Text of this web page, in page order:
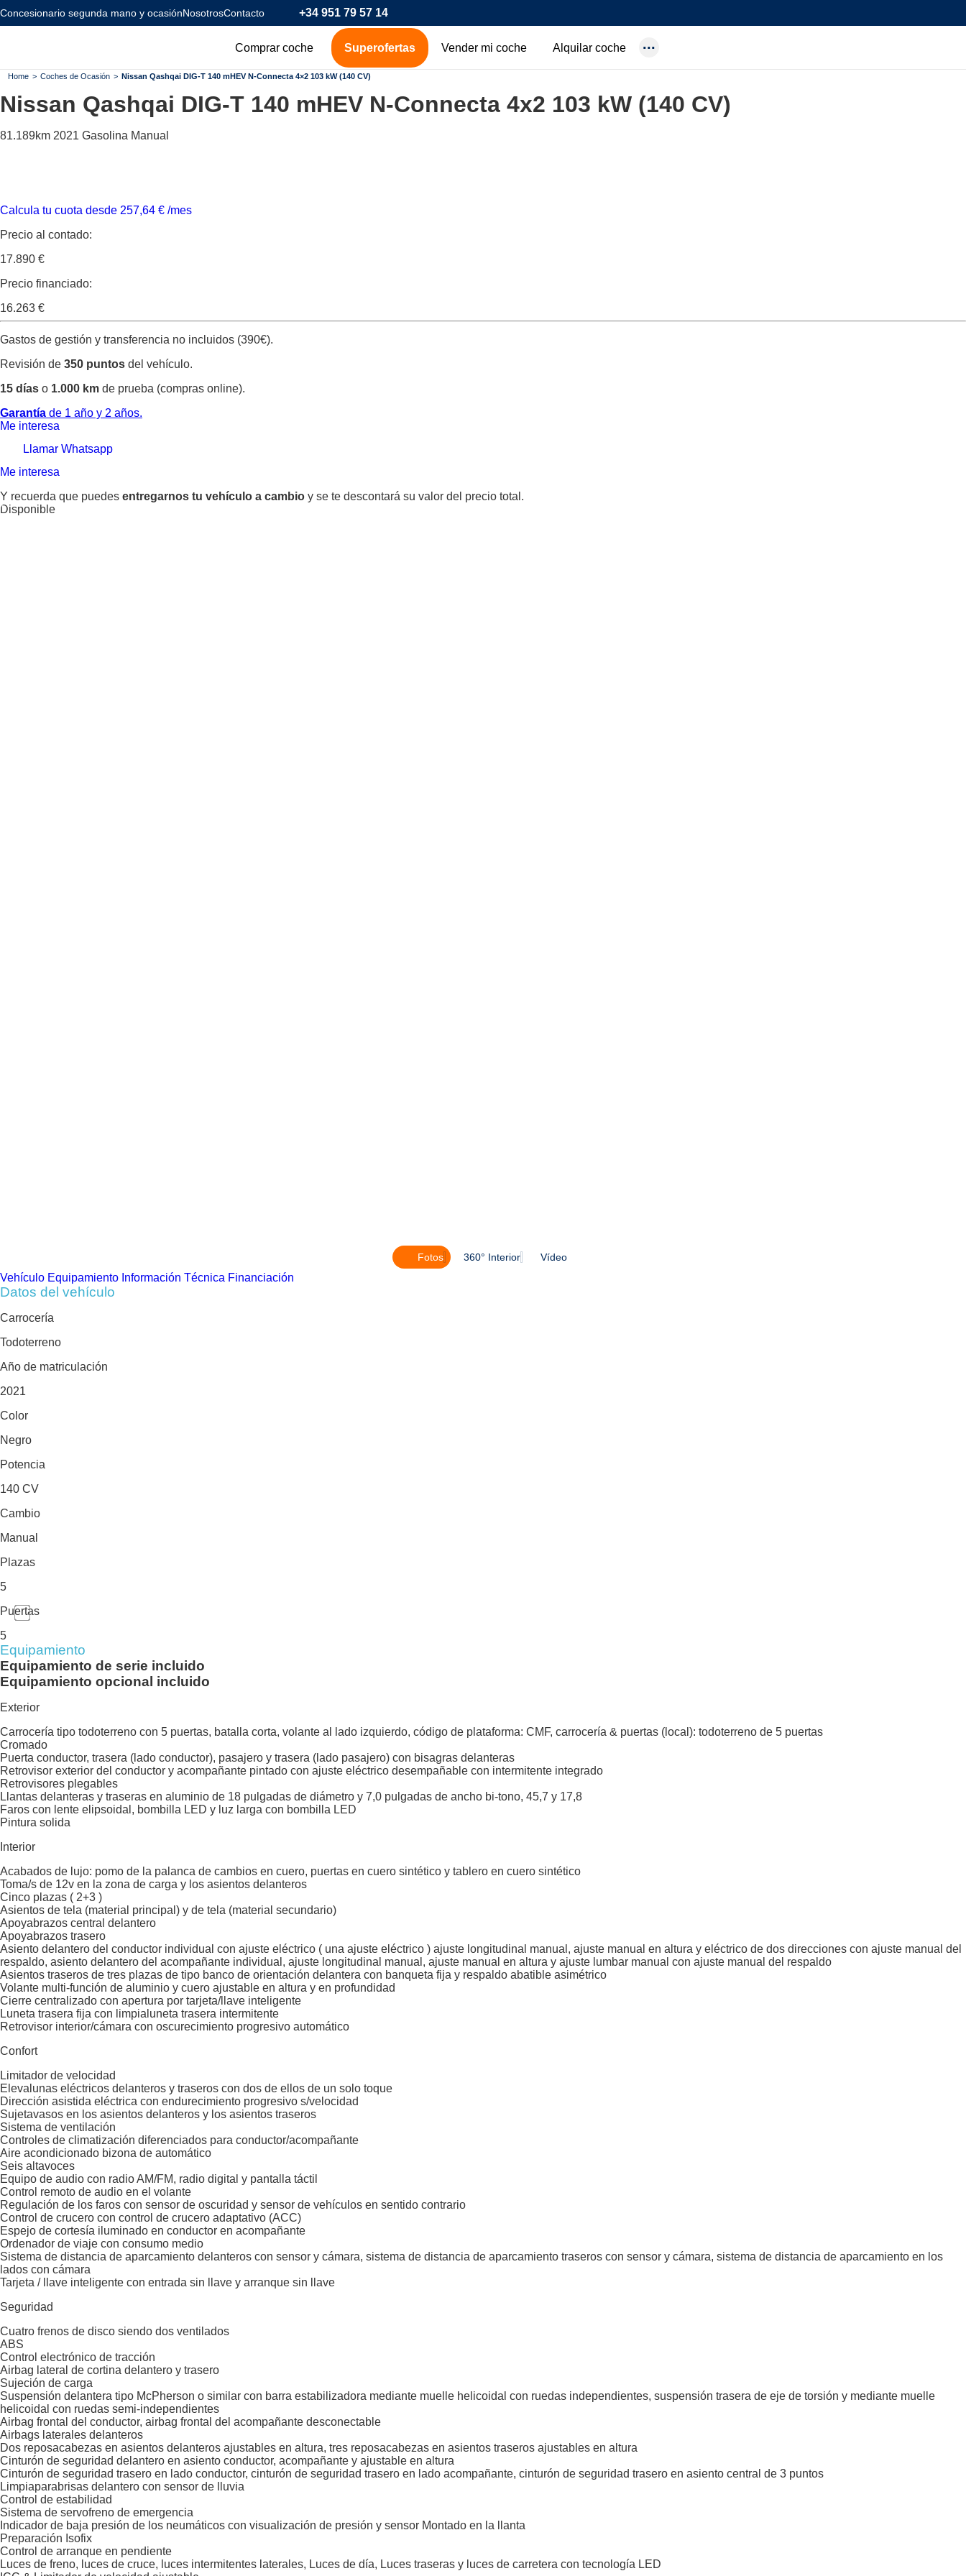
Concesionario segunda mano y ocasiónNosotrosContacto +34 951 79 57 14
Comprar coche
Todos los coches de ocasión
Coches Km0
Superofertas Vender mi coche Alquilar coche
Home > Coches de Ocasión > Nissan Qashqai DIG-T 140 mHEV N-Connecta 4×2 103 kW (140 CV)
Nissan Qashqai DIG-T 140 mHEV N-Connecta 4x2 103 kW (140 CV)
81.189km 2021 Gasolina Manual
Calcula tu cuota desde 257,64 € /mes
Precio al contado:
17.890 €
Precio financiado:
16.263 €
Gastos de gestión y transferencia no incluidos (390€).
Revisión de 350 puntos del vehículo.
15 días o 1.000 km de prueba (compras online).
Garantía de 1 año y 2 años.
Me interesa
Llamar Whatsapp
Me interesa
Y recuerda que puedes entregarnos tu vehículo a cambio y se te descontará su valor del precio total.
Disponible
Fotos 360° Interior Vídeo
Vehículo Equipamiento Información Técnica Financiación
Datos del vehículo
Carrocería
Todoterreno
Año de matriculación
2021
Color
Negro
Potencia
140 CV
Cambio
Manual
Plazas
5
Puertas
5
Equipamiento
Equipamiento de serie incluido
Equipamiento opcional incluido
Exterior
Carrocería tipo todoterreno con 5 puertas, batalla corta, volante al lado izquierdo, código de plataforma: CMF, carrocería & puertas (local): todoterreno de 5 puertas
Cromado
Puerta conductor, trasera (lado conductor), pasajero y trasera (lado pasajero) con bisagras delanteras
Retrovisor exterior del conductor y acompañante pintado con ajuste eléctrico desempañable con intermitente integrado
Retrovisores plegables
Llantas delanteras y traseras en aluminio de 18 pulgadas de diámetro y 7,0 pulgadas de ancho bi-tono, 45,7 y 17,8
Faros con lente elipsoidal, bombilla LED y luz larga con bombilla LED
Pintura solida
Interior
Acabados de lujo: pomo de la palanca de cambios en cuero, puertas en cuero sintético y tablero en cuero sintético
Toma/s de 12v en la zona de carga y los asientos delanteros
Cinco plazas ( 2+3 )
Asientos de tela (material principal) y de tela (material secundario)
Apoyabrazos central delantero
Apoyabrazos trasero
Asiento delantero del conductor individual con ajuste eléctrico ( una ajuste eléctrico ) ajuste longitudinal manual, ajuste manual en altura y eléctrico de dos direcciones con ajuste manual del
respaldo, asiento delantero del acompañante individual, ajuste longitudinal manual, ajuste manual en altura y ajuste lumbar manual con ajuste manual del respaldo
Asientos traseros de tres plazas de tipo banco de orientación delantera con banqueta fija y respaldo abatible asimétrico
Volante multi-función de aluminio y cuero ajustable en altura y en profundidad
Cierre centralizado con apertura por tarjeta/llave inteligente
Luneta trasera fija con limpialuneta trasera intermitente
Retrovisor interior/cámara con oscurecimiento progresivo automático
Confort
Limitador de velocidad
Elevalunas eléctricos delanteros y traseros con dos de ellos de un solo toque
Dirección asistida eléctrica con endurecimiento progresivo s/velocidad
Sujetavasos en los asientos delanteros y los asientos traseros
Sistema de ventilación
Controles de climatización diferenciados para conductor/acompañante
Aire acondicionado bizona de automático
Seis altavoces
Equipo de audio con radio AM/FM, radio digital y pantalla táctil
Control remoto de audio en el volante
Regulación de los faros con sensor de oscuridad y sensor de vehículos en sentido contrario
Control de crucero con control de crucero adaptativo (ACC)
Espejo de cortesía iluminado en conductor en acompañante
Ordenador de viaje con consumo medio
Sistema de distancia de aparcamiento delanteros con sensor y cámara, sistema de distancia de aparcamiento traseros con sensor y cámara, sistema de distancia de aparcamiento en los
lados con cámara
Tarjeta / llave inteligente con entrada sin llave y arranque sin llave
Seguridad
Cuatro frenos de disco siendo dos ventilados
ABS
Control electrónico de tracción
Airbag lateral de cortina delantero y trasero
Sujeción de carga
Suspensión delantera tipo McPherson o similar con barra estabilizadora mediante muelle helicoidal con ruedas independientes, suspensión trasera de eje de torsión y mediante muelle
helicoidal con ruedas semi-independientes
Airbag frontal del conductor, airbag frontal del acompañante desconectable
Airbags laterales delanteros
Dos reposacabezas en asientos delanteros ajustables en altura, tres reposacabezas en asientos traseros ajustables en altura
Cinturón de seguridad delantero en asiento conductor, acompañante y ajustable en altura
Cinturón de seguridad trasero en lado conductor, cinturón de seguridad trasero en lado acompañante, cinturón de seguridad trasero en asiento central de 3 puntos
Limpiaparabrisas delantero con sensor de lluvia
Control de estabilidad
Sistema de servofreno de emergencia
Indicador de baja presión de los neumáticos con visualización de presión y sensor Montado en la llanta
Preparación Isofix
Control de arranque en pendiente
Luces de freno, luces de cruce, luces intermitentes laterales, Luces de día, Luces traseras y luces de carretera con tecnología LED